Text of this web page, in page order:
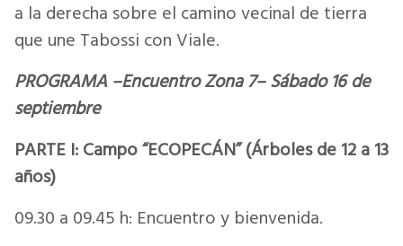
a la derecha sobre el camino vecinal de tierra
que une Tabossi con Viale.
PROGRAMA –Encuentro Zona 7– Sábado 16 de
septiembre
PARTE I: Campo “ECOPECÁN” (Árboles de 12 a 13
años)
09.30 a 09.45 h: Encuentro y bienvenida.